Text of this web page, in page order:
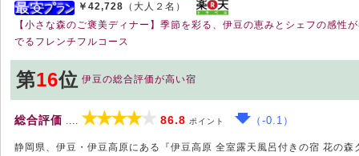
￥42,728 （大人２名）
【小さな森のご褒美ディナー】季節を彩る、伊豆の恵みとシェフの感性
でるフレンチフルコース
第16位 伊豆の総合評価が高い宿
総合評価 86.8 ポイント （-0.1）
静岡県、伊豆・伊豆高原にある『伊豆高原 全室露天風呂付きの宿 花の森